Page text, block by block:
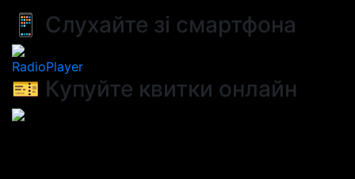
📱 Слухайте зі смартфона
RadioPlayer
🎫 Купуйте квитки онлайн